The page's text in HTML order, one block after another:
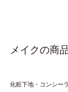
メイクの商
化粧下地・コンシー